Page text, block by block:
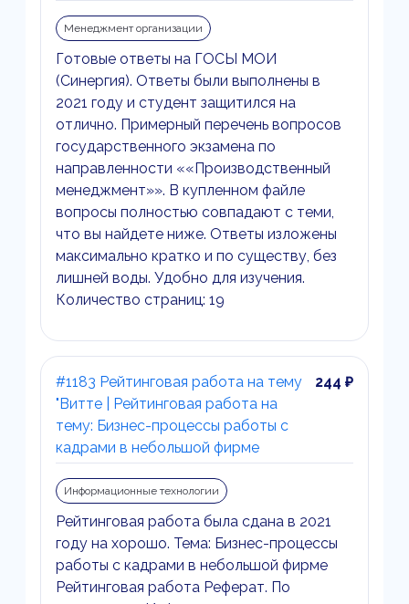
Менеджмент организации
Готовые ответы на ГОСЫ МОИ
(Синергия). Ответы были выполнены в
2021 году и студент защитился на
отлично. Примерный перечень вопросов
государственного экзамена по
направленности ««Производственный
менеджмент»». В купленном файле
вопросы полностью совпадают с теми,
что вы найдете ниже. Ответы изложены
максимально кратко и по существу, без
лишней воды. Удобно для изучения.
Количество страниц: 19
#1183 Рейтинговая работа на тему
"Витте | Рейтинговая работа на
тему: Бизнес-процессы работы с
кадрами в небольшой фирме
244 ₽
Информационные технологии
Рейтинговая работа была сдана в 2021
году на хорошо. Тема: Бизнес-процессы
работы с кадрами в небольшой фирме
Рейтинговая работа Реферат. По